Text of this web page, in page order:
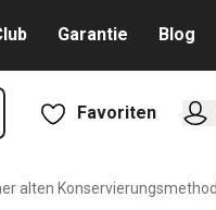
Garantie Blog
Favoriten
alten